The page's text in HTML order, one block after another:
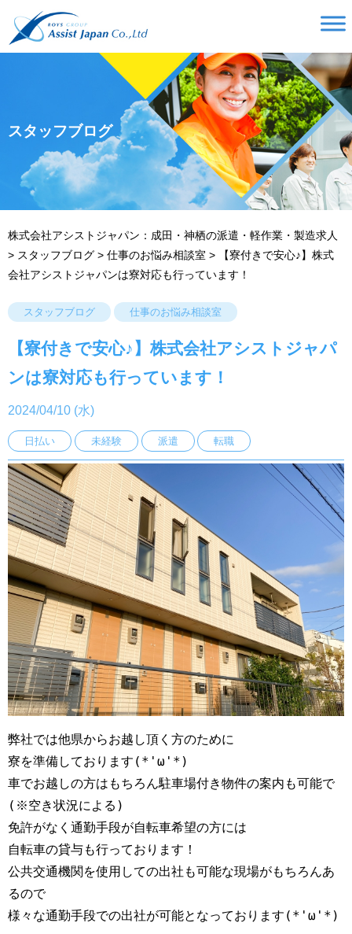
スタッフブログ
株式会社アシストジャパン：成田・神栖の派遣・軽作業・製造求人
> スタッフブログ > 仕事のお悩み相談室 >
【寮付きで安心♪】株式
会社アシストジャパンは寮対応も行っています！
スタッフブログ 仕事のお悩み相談室
【寮付きで安心♪】株式会社アシストジャパ
ンは寮対応も行っています！
2024/04/10 (水)
日払い 未経験 派遣 転職
弊社では他県からお越し頂く方のために
寮を準備しております(*'ω'*)
車でお越しの方はもちろん駐車場付き物件の案内も可能で
(※空き状況による)
免許がなく通勤手段が自転車希望の方には
自転車の貸与も行っております！
公共交通機関を使用しての出社も可能な現場がもちろんあ
るので
様々な通勤手段での出社が可能となっております(*'ω'*)